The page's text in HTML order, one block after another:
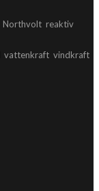
Northvolt reaktiv
vattenkraft vindkraft